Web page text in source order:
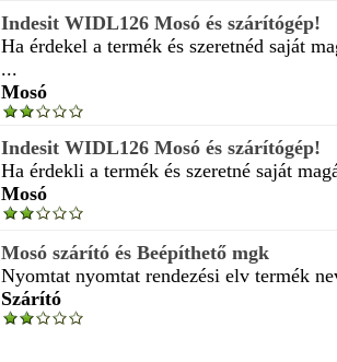
Indesit WIDL126 Mosó és szárítógép!
Ha érdekel a termék és szeretnéd saját
...
Mosó
Indesit WIDL126 Mosó és szárítógép!
Ha érdekli a termék és szeretné saját
Mosó
Mosó szárító és Beépíthető mgk
Nyomtat nyomtat rendezési elv termék
Szárító